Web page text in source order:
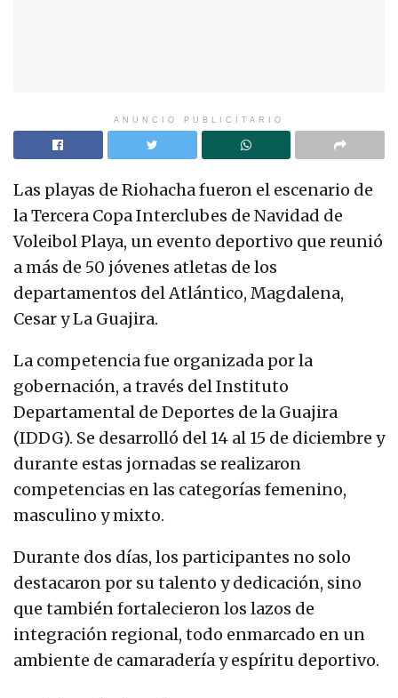
ANUNCIO PUBLICITARIO
Las playas de Riohacha fueron el escenario de
la Tercera Copa Interclubes de Navidad de
Voleibol Playa, un evento deportivo que reunió
a más de 50 jóvenes atletas de los
departamentos del Atlántico, Magdalena,
Cesar y La Guajira.
La competencia fue organizada por la
gobernación, a través del Instituto
Departamental de Deportes de la Guajira
(IDDG). Se desarrolló del 14 al 15 de diciembre y
durante estas jornadas se realizaron
competencias en las categorías femenino,
masculino y mixto.
Durante dos días, los participantes no solo
destacaron por su talento y dedicación, sino
que también fortalecieron los lazos de
integración regional, todo enmarcado en un
ambiente de camaradería y espíritu deportivo.